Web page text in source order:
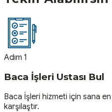
Adım 1
Baca İşleri Ustası Bul
Baca İşleri hizmeti için sana en
karşılaştır.